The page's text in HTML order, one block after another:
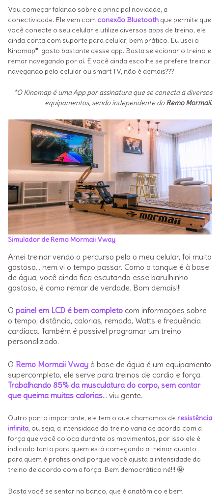
Vou começar falando sobre a principal novidade, a
conectividade. Ele vem com conexão Bluetooth que permite que
você conecte o seu celular e utilize diversos apps de treino, ele
ainda conta com suporte para celular, bem prático. Eu usei o
Kinomap*, gosto bastante desse app. Basta selecionar o treino e
remar navegando por aí. E você ainda escolhe se prefere treinar
navegando pelo celular ou smart TV, não é demais???
*OKinomapé uma App por assinatura que se conecta a diversos
equipamentos, sendo independente doRemo Mormaii.
Simulador de Remo Mormaii Vway
Amei treinar vendo o percurso pelo o meu celular, foi muito
gostoso… nem vi o tempo passar. Como o tanque é à base
de água, você ainda fica escutando esse barulhinho
gostoso, é como remar de verdade. Bom demais!!!
O painel em LCD é bem completo com informações sobre
o tempo, distância, calorias, remada, Watts e frequência
cardíaca. Também é possível programar um treino
personalizado.
O Remo Mormaii Vway à base de água é um equipamento
supercompleto, ele serve para treinos de cardio e força.
Trabalhando 85% da musculatura do corpo, sem contar
que queima muitas calorias… viu gente.
Outro ponto importante, ele tem o que chamamos de resistência
infinita, ou seja, a intensidade do treino varia de acordo com a
força que você coloca durante os movimentos, por isso ele é
indicado tanto para quem está começando a treinar quanto
para quem é profissional porque você ajusta a intensidade do
treino de acordo com a força. Bem democrático né!!! 🤩
Basta você se sentar no banco, que é anatômico e bem